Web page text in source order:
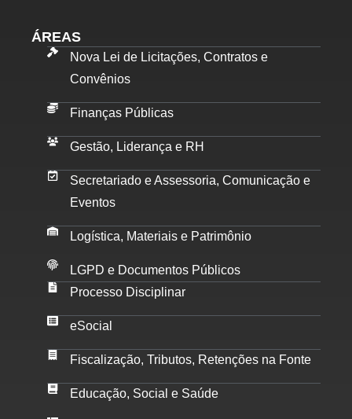
ÁREAS
Nova Lei de Licitações, Contratos e
Convênios
Finanças Públicas
Gestão, Liderança e RH
Secretariado e Assessoria, Comunicação e
Eventos
Logística, Materiais e Patrimônio
LGPD e Documentos Públicos
Processo Disciplinar
eSocial
Fiscalização, Tributos, Retenções na Fonte
Educação, Social e Saúde